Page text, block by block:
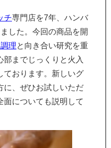
チ専門店を7年、ハンバ
した。今回の商品を開
理 と向き合い研究を重
部までじっくりと火入
ております。新しいグ
に、ぜひお試しいただ
面についても説明して